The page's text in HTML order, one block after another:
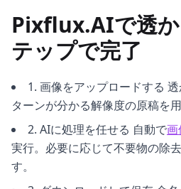
Pixflux.AIで透
テップで完了
1. 画像をアップロードする
ターンが分かる解像度の原稿を用
2. AIに処理を任せる 自動で画
実行。必要に応じて不要物の除
す。